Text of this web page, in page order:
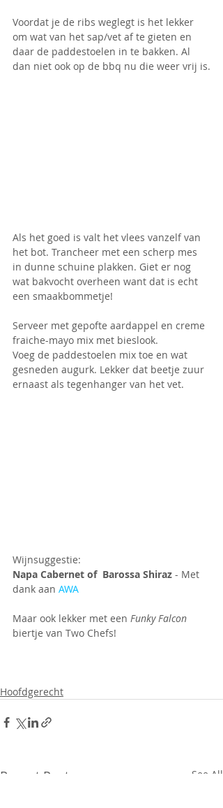
Voordat je de ribs weglegt is het lekker
om wat van het sap/vet af te gieten en
daar de paddestoelen in te bakken. Al
dan niet ook op de bbq nu die weer vrij is.
Als het goed is valt het vlees vanzelf van
het bot. Trancheer met een scherp mes
in dunne schuine plakken. Giet er nog
wat bakvocht overheen want dat is echt
een smaakbommetje!
Serveer met gepofte aardappel en creme
fraiche-mayo mix met bieslook.
Voeg de paddestoelen mix toe en wat
gesneden augurk. Lekker dat beetje zuur
ernaast als tegenhanger van het vet.
Wijnsuggestie:
Napa Cabernet of  Barossa Shiraz - Met
dank aan AWA
Maar ook lekker met een Funky Falcon
biertje van Two Chefs!
Hoofdgerecht
Recent Posts See All